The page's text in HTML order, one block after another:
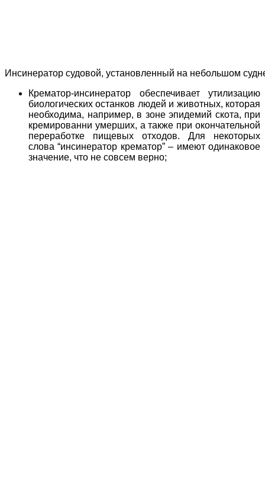
Инсинератор судовой, установленный на небольшом
Крематор-инсинератор обеспечивает утилизацию
биологических останков людей и животных, которая
необходима, например, в зоне эпидемий скота, при
кремированни умерших, а также при окончательной
переработке пищевых отходов. Для некоторых
слова “инсинератор крематор” – имеют одинаковое
значение, что не совсем верно;